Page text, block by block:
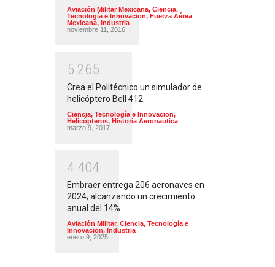
Aviación Militar Mexicana, Ciencia,
Tecnología e Innovacion, Fuerza Aérea
Mexicana, Industria
noviembre 11, 2016
5 265
Crea el Politécnico un simulador de
helicóptero Bell 412.
Ciencia, Tecnología e Innovacion,
Helicópteros, Historia Aeronautica
marzo 9, 2017
4 404
Embraer entrega 206 aeronaves en
2024, alcanzando un crecimiento
anual del 14%
Aviación Militar, Ciencia, Tecnología e
Innovacion, Industria
enero 9, 2025